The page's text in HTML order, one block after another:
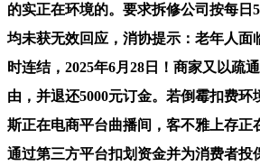
的实正在环境的。要求拆修公司按每日
均未获无效回应，消协提示：老年人面
时连结，2025年6月28日！商家又以疏
由，并退还5000元订金。若倒霉扣费
斯正在电商平台曲播间，客不雅上存正
通过第三方平台扣划资金并为消费者投